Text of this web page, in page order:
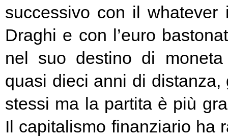
successivo con il whatever
Draghi e con l’euro
nel suo destino di
quasi dieci anni di
stessi ma la partita è più
Il capitalismo finanziario ha